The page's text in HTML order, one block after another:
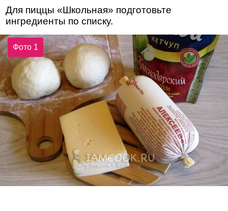
Для пиццы «Школьная» подготовьте
ингредиенты по списку.
Фото 1